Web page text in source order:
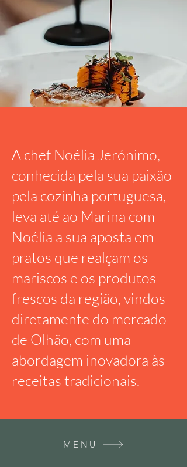
A chef Noélia Jerónimo,
conhecida pela sua paixão
pela cozinha portuguesa,
leva até ao Marina com
Noélia a sua aposta em
pratos que realçam os
mariscos e os produtos
frescos da região, vindos
diretamente do mercado
de Olhão, com uma
abordagem inovadora às
receitas tradicionais.
MENU